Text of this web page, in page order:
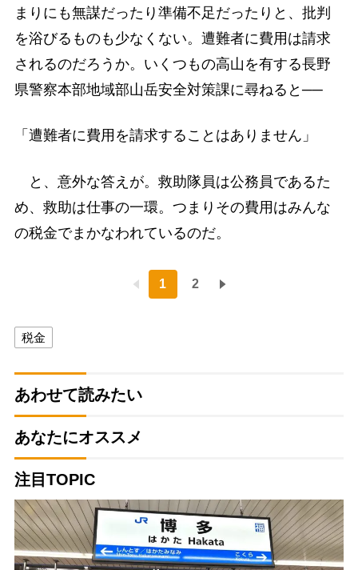
まりにも無謀だったり準備不足だったりと、批判
を浴びるものも少なくない。遭難者に費用は請求
されるのだろうか。いくつもの高山を有する長野
県警察本部地域部山岳安全対策課に尋ねると──
「遭難者に費用を請求することはありません」
と、意外な答えが。救助隊員は公務員であるた
め、救助は仕事の一環。つまりその費用はみんな
の税金でまかなわれているのだ。
1 2
税金
あわせて読みたい
あなたにオススメ
注目TOPIC